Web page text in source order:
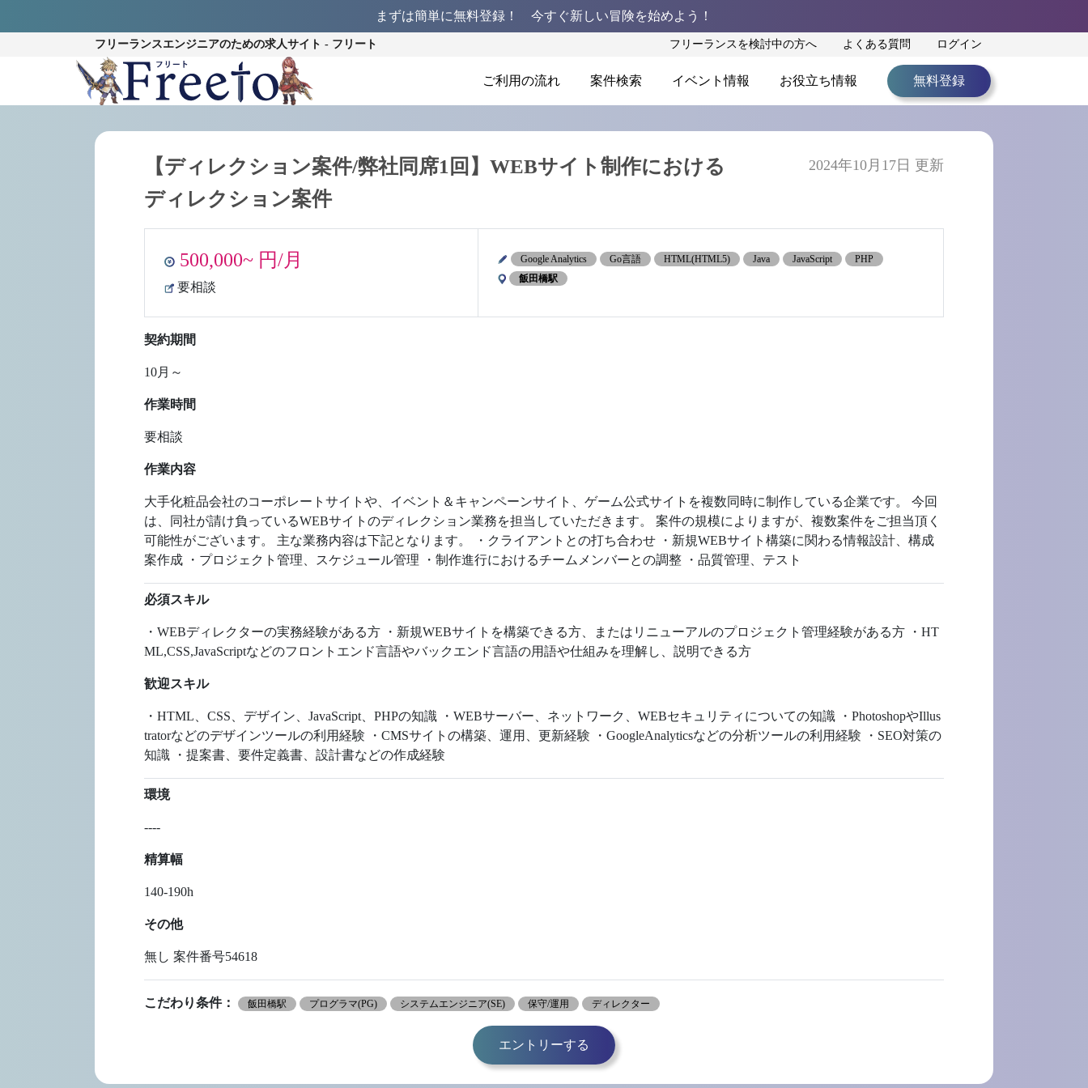
まずは簡単に無料登録！ 今すぐ新しい冒険を始めよう！
フリーランスエンジニアのための求人サイト - フリート フリーランスを検討中の方へ よくある質問 ログイン
ご利用の流れ 案件検索 イベント情報 お役立ち情報 無料登録
【ディレクション案件/弊社同席1回】WEBサイト制作における
ディレクション案件
2024年10月17日 更新
500,000~ 円/月
要相談
Google Analytics Go言語 HTML(HTML5) Java JavaScript
PHP
飯田橋駅
契約期間
10月～
作業時間
要相談
作業内容
大手化粧品会社のコーポレートサイトや、イベント＆キャンペーンサイト、ゲーム公式サイトを複数同時に制作している企業です。 今回
は、同社が請け負っているWEBサイトのディレクション業務を担当していただきます。 案件の規模によりますが、複数案件をご担当頂く
可能性がございます。 主な業務内容は下記となります。 ・クライアントとの打ち合わせ ・新規WEBサイト構築に関わる情報設計、構成
案作成 ・プロジェクト管理、スケジュール管理 ・制作進行におけるチームメンバーとの調整 ・品質管理、テスト
必須スキル
・WEBディレクターの実務経験がある方 ・新規WEBサイトを構築できる方、またはリニューアルのプロジェクト管理経験がある方 ・HT
ML,CSS,JavaScriptなどのフロントエンド言語やバックエンド言語の用語や仕組みを理解し、説明できる方
歓迎スキル
・HTML、CSS、デザイン、JavaScript、PHPの知識 ・WEBサーバー、ネットワーク、WEBセキュリティについての知識 ・PhotoshopやIllus
tratorなどのデザインツールの利用経験 ・CMSサイトの構築、運用、更新経験 ・GoogleAnalyticsなどの分析ツールの利用経験 ・SEO対策の
知識 ・提案書、要件定義書、設計書などの作成経験
環境
----
精算幅
140-190h
その他
無し 案件番号54618
こだわり条件： 飯田橋駅 プログラマ(PG) システムエンジニア(SE) 保守/運用 ディレクター
エントリーする